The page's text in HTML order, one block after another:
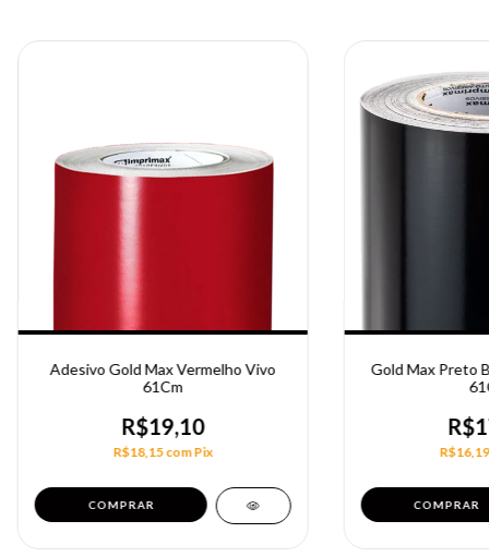
Adesivo Gold Max Vermelho Vivo
61Cm
R$19,10
R$18,15comPix
Gold Max Preto